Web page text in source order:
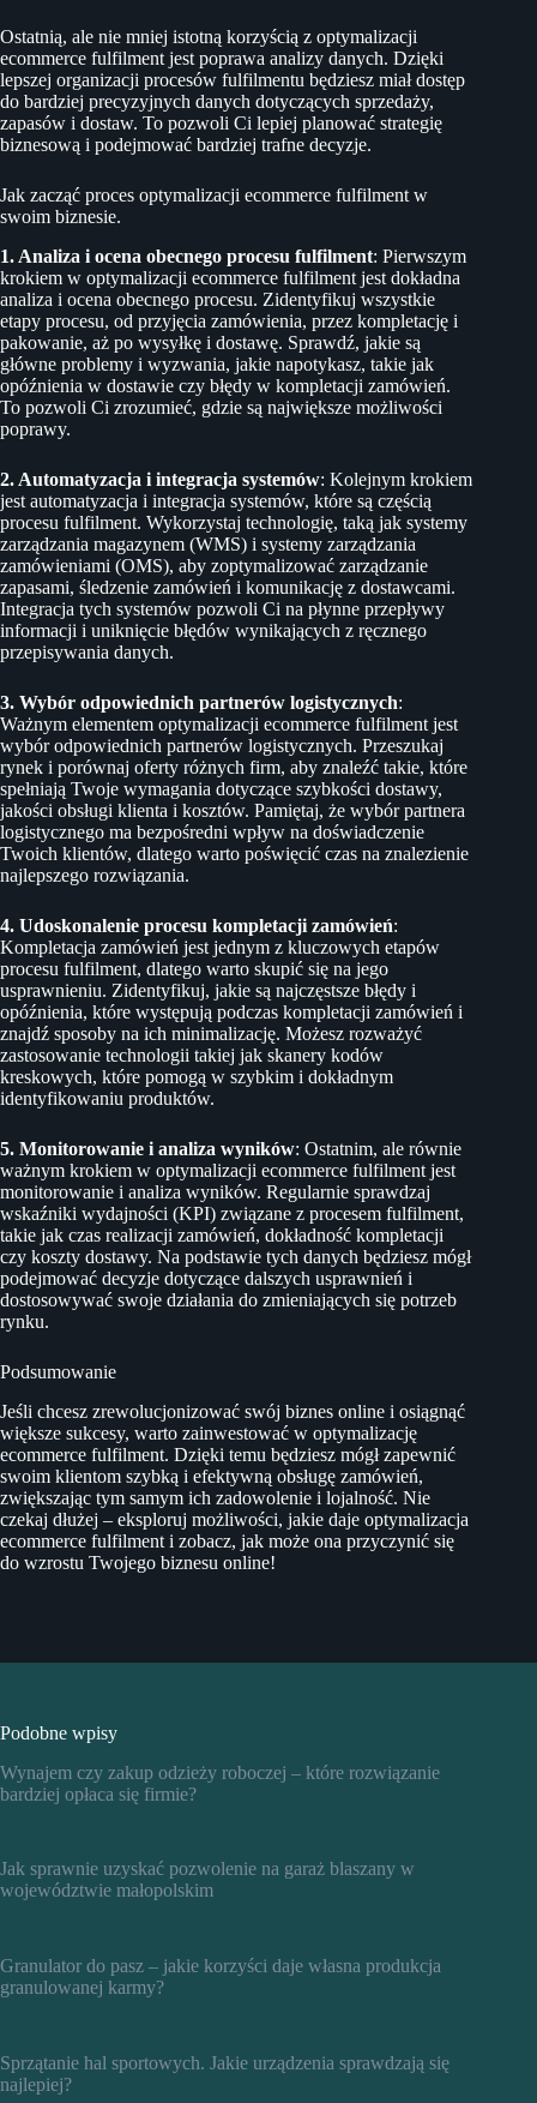
Ostatnią, ale nie mniej istotną korzyścią z optymalizacji
ecommerce fulfilment jest poprawa analizy danych. Dzięki
lepszej organizacji procesów fulfilmentu będziesz miał dostęp
do bardziej precyzyjnych danych dotyczących sprzedaży,
zapasów i dostaw. To pozwoli Ci lepiej planować strategię
biznesową i podejmować bardziej trafne decyzje.
Jak zacząć proces optymalizacji ecommerce fulfilment w
swoim biznesie.
1. Analiza i ocena obecnego procesu fulfilment: Pierwszym
krokiem w optymalizacji ecommerce fulfilment jest dokładna
analiza i ocena obecnego procesu. Zidentyfikuj wszystkie
etapy procesu, od przyjęcia zamówienia, przez kompletację i
pakowanie, aż po wysyłkę i dostawę. Sprawdź, jakie są
główne problemy i wyzwania, jakie napotykasz, takie jak
opóźnienia w dostawie czy błędy w kompletacji zamówień.
To pozwoli Ci zrozumieć, gdzie są największe możliwości
poprawy.
2. Automatyzacja i integracja systemów: Kolejnym krokiem
jest automatyzacja i integracja systemów, które są częścią
procesu fulfilment. Wykorzystaj technologię, taką jak systemy
zarządzania magazynem (WMS) i systemy zarządzania
zamówieniami (OMS), aby zoptymalizować zarządzanie
zapasami, śledzenie zamówień i komunikację z dostawcami.
Integracja tych systemów pozwoli Ci na płynne przepływy
informacji i uniknięcie błędów wynikających z ręcznego
przepisywania danych.
3. Wybór odpowiednich partnerów logistycznych:
Ważnym elementem optymalizacji ecommerce fulfilment jest
wybór odpowiednich partnerów logistycznych. Przeszukaj
rynek i porównaj oferty różnych firm, aby znaleźć takie, które
spełniają Twoje wymagania dotyczące szybkości dostawy,
jakości obsługi klienta i kosztów. Pamiętaj, że wybór partnera
logistycznego ma bezpośredni wpływ na doświadczenie
Twoich klientów, dlatego warto poświęcić czas na znalezienie
najlepszego rozwiązania.
4. Udoskonalenie procesu kompletacji zamówień:
Kompletacja zamówień jest jednym z kluczowych etapów
procesu fulfilment, dlatego warto skupić się na jego
usprawnieniu. Zidentyfikuj, jakie są najczęstsze błędy i
opóźnienia, które występują podczas kompletacji zamówień i
znajdź sposoby na ich minimalizację. Możesz rozważyć
zastosowanie technologii takiej jak skanery kodów
kreskowych, które pomogą w szybkim i dokładnym
identyfikowaniu produktów.
5. Monitorowanie i analiza wyników: Ostatnim, ale równie
ważnym krokiem w optymalizacji ecommerce fulfilment jest
monitorowanie i analiza wyników. Regularnie sprawdzaj
wskaźniki wydajności (KPI) związane z procesem fulfilment,
takie jak czas realizacji zamówień, dokładność kompletacji
czy koszty dostawy. Na podstawie tych danych będziesz mógł
podejmować decyzje dotyczące dalszych usprawnień i
dostosowywać swoje działania do zmieniających się potrzeb
rynku.
Podsumowanie
Jeśli chcesz zrewolucjonizować swój biznes online i osiągnąć
większe sukcesy, warto zainwestować w optymalizację
ecommerce fulfilment. Dzięki temu będziesz mógł zapewnić
swoim klientom szybką i efektywną obsługę zamówień,
zwiększając tym samym ich zadowolenie i lojalność. Nie
czekaj dłużej – eksploruj możliwości, jakie daje optymalizacja
ecommerce fulfilment i zobacz, jak może ona przyczynić się
do wzrostu Twojego biznesu online!
Podobne wpisy
Wynajem czy zakup odzieży roboczej – które rozwiązanie
bardziej opłaca się firmie?
Jak sprawnie uzyskać pozwolenie na garaż blaszany w
województwie małopolskim
Granulator do pasz – jakie korzyści daje własna produkcja
granulowanej karmy?
Sprzątanie hal sportowych. Jakie urządzenia sprawdzają się
najlepiej?